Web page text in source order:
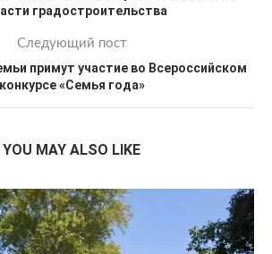
градостроительства
Следующий пост
примут участие во Всероссийском
конкурсе «Семья года»
YOU MAY ALSO LIKE